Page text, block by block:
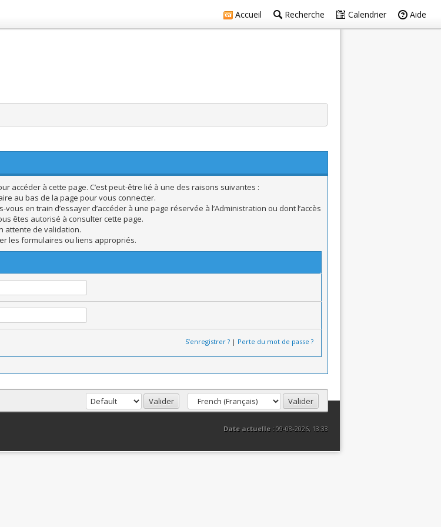
Accueil Recherche Calendrier Aide
accéder à cette page. C’est peut-être lié à une des raisons suivantes :
au bas de la page pour vous connecter.
en train d’essayer d’accéder à une page réservée à l’Administration ou dont l’accès
êtes autorisé à consulter cette page.
attente de validation.
les formulaires ou liens appropriés.
S’enregistrer ? | Perte du mot de passe ?
Syndication RSS
Date actuelle :09-08-2026, 13:33